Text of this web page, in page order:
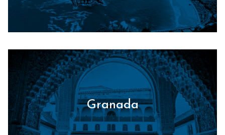
Granada